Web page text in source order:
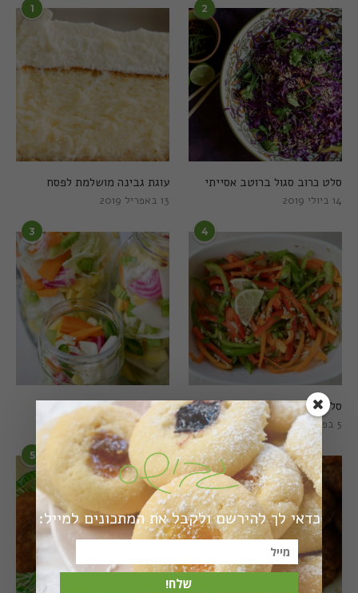
1
עוגת גבינה מושלמת לפסח
13 באפריל 2019
2
סלט כרוב סגול ברוטב אסייתי
14 ביולי 2019
3
חמוצים מהירים
1 באוגוסט 2022
4
סלט פלפלים טרי וצבעוני
5 בפברואר 2021
5 6
כדאי לך להירשם ולקבל את המתכונים למייל:
שלח!